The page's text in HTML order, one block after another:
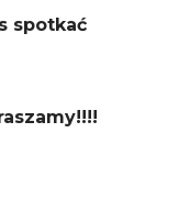
spotkać